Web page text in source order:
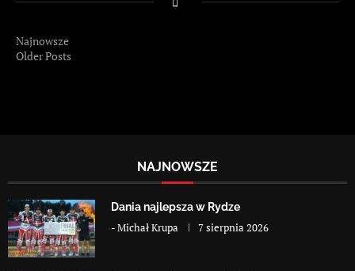
Najnowsze
Older Posts
NAJNOWSZE
Dania najlepsza w Rydze
-Michał Krupa 7 sierpnia 2026